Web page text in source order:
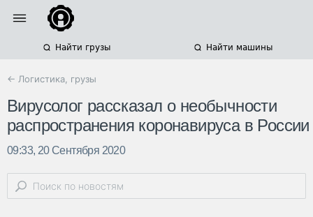
Найти грузы Найти машины
← Логистика, грузы
Вирусолог рассказал о необычности
распространения коронавируса в России
09:33, 20 Сентября 2020